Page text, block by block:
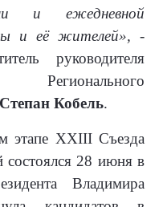
и ежедневной
и её жителей», -
руководителя
Степан Кобель.
этапе XXIII Съезда
28 июня в
Владимира